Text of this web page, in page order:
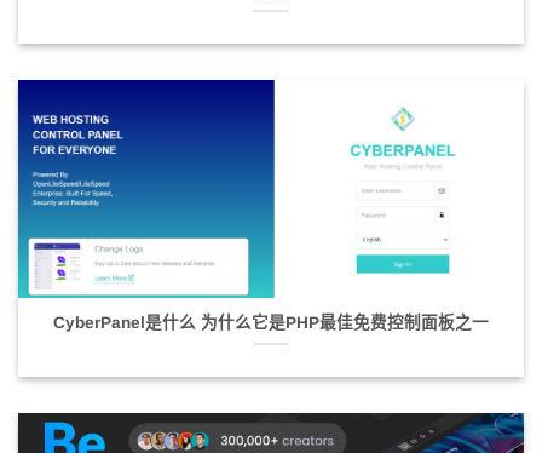
CyberPanel是什么 为什么它是PHP最佳免费控制面板之一